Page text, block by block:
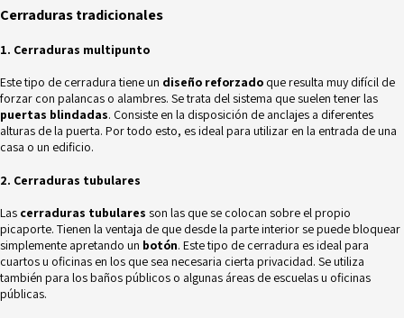
Cerraduras tradicionales
1. Cerraduras multipunto
Este tipo de cerradura tiene un diseño reforzado que resulta muy difícil de
forzar con palancas o alambres. Se trata del sistema que suelen tener las
puertas blindadas. Consiste en la disposición de anclajes a diferentes
alturas de la puerta. Por todo esto, es ideal para utilizar en la entrada de una
casa o un edificio.
2. Cerraduras tubulares
Las cerraduras tubulares son las que se colocan sobre el propio
picaporte. Tienen la ventaja de que desde la parte interior se puede bloquear
simplemente apretando un botón. Este tipo de cerradura es ideal para
cuartos u oficinas en los que sea necesaria cierta privacidad. Se utiliza
también para los baños públicos o algunas áreas de escuelas u oficinas
públicas.